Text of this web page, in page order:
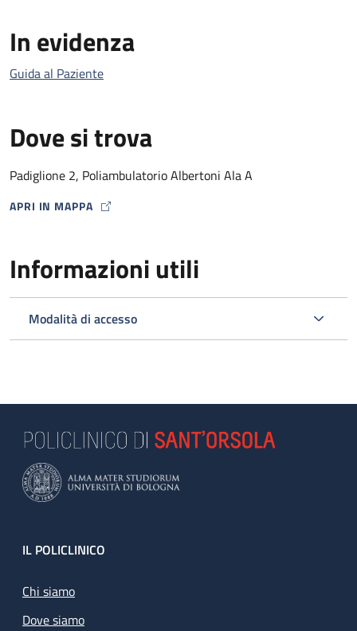
In evidenza
Guida al Paziente
Dove si trova
Padiglione 2, Poliambulatorio Albertoni Ala A
APRI IN MAPPA
MAP ICON
Informazioni utili
Modalità di accesso
Footer
IL POLICLINICO
Chi siamo
Dove siamo